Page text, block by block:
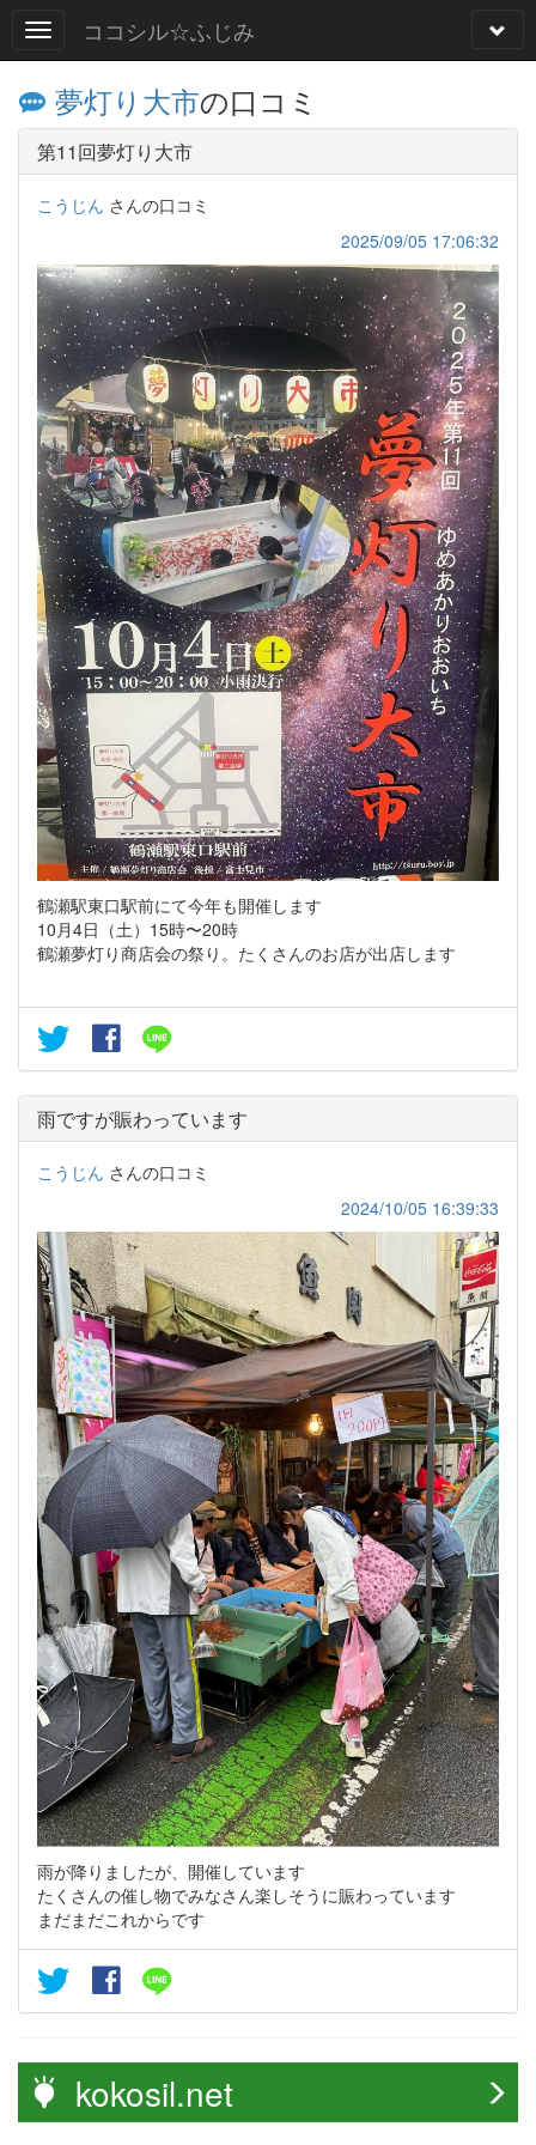
ココシル☆ふじみ
夢灯り大市の口コミ
第11回夢灯り大市
こうじん さんの口コミ
2025/09/05 17:06:32
鶴瀬駅東口駅前にて今年も開催します
10月4日（土）15時〜20時
鶴瀬夢灯り商店会の祭り。たくさんのお店が出店します
雨ですが賑わっています
こうじん さんの口コミ
2024/10/05 16:39:33
雨が降りましたが、開催しています
たくさんの催し物でみなさん楽しそうに賑わっています
まだまだこれからです
kokosil.net